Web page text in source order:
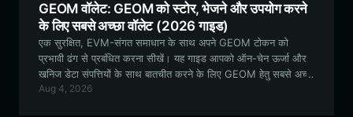
GEOM वॉलेट: GEOM को स्टोर, भेजने और उपयोग करने
के लिए सबसे अच्छा वॉलेट (2026 गाइड)
एक सुरक्षित, EVM-संगत समाधान के साथ अपने GEOM टोकन को
प्रभावी ढंग से प्रबंधित करना सीखें। यह गाइड आपको ऑन-चेन ऊर्जा और
खनिज डेटा संपत्तियों के साथ बातचीत करने के लिए GEOM हेतु सबसे अच्छा
वॉलेट सेट करने के बारे में जानने के लिए आवश्यक हर चीज़ को कवर करती
Aug 4, 2026